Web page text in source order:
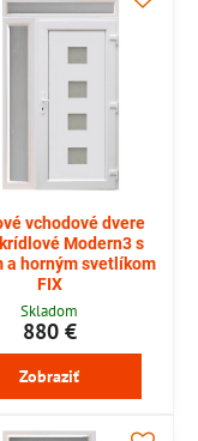
vchodové dvere
Modern3 s
a horným svetlíkom
FIX
Skladom
880 €
Zobraziť